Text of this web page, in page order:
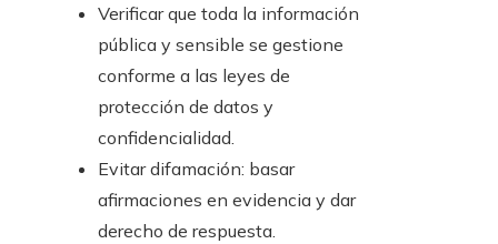
Verificar que toda la información
pública y sensible se gestione
conforme a las leyes de
protección de datos y
confidencialidad.
Evitar difamación: basar
afirmaciones en evidencia y dar
derecho de respuesta.